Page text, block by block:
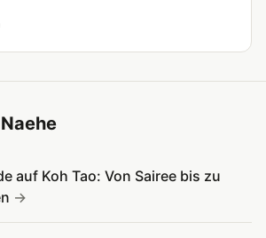
auf Koh Tao: Von Sairee bis zu